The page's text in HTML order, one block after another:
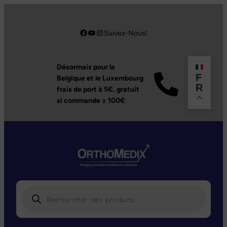
Facebook YouTube Instagram Suivez-Nous!
Désormais pour la
Belgique et le Luxembourg
frais de port à 5€, gratuit
si commande ≥ 100€
F
R
e